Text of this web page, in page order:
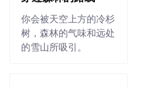
你会被天空上方的冷杉
树，森林的气味和远处
的雪山所吸引。